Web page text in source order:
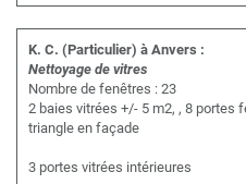
K. C. (Particulier) à Anvers :
Nettoyage de vitres
Nombre de fenêtres : 23
2 baies vitrées +/- 5 m2, , 8 portes
triangle en façade
3 portes vitrées intérieures